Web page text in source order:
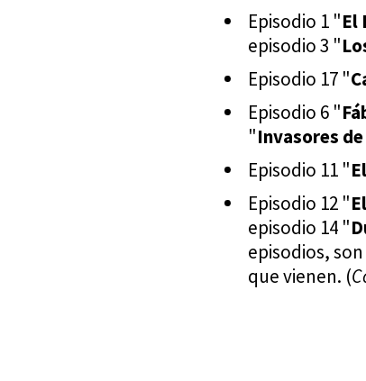
Episodio 1 "El
episodio 3 "
Episodio 17 "
Episodio 6 "
"Invasores
Episodio 11 "
Episodio 12 "
episodio 14 "
episodios,
que vienen. (